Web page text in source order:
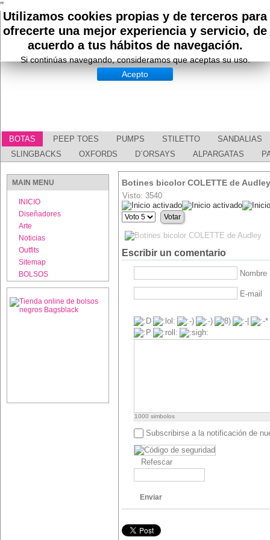
"
BOTAS PEEP TOES PUMPS STILETTO
SANDALIAS
SLINGBACKS
OXFORDS D´ORSAYS ALPARGATAS
Utilizamos cookies propias y de terceros para
ofrecerte una mejor experiencia y servicio, de
acuerdo a tus hábitos de navegación.
Si continúas navegando, consideramos que aceptas su uso.
Acepto
MAIN MENU
INICIO
Diseñadores
Arte
Noticias
Outfits
Sitemap
BOLSOS
Botines bicolor COLETTE de Audley
Visto: 3540
Ratio:5/ 5
Por
favor,
vote
Escribir un comentario
Nombre
E-mail
1000 simbolos
Subscribirse a la notificación de
Refescar
Enviar